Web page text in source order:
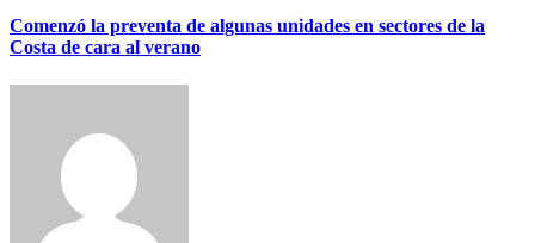
Comenzó la preventa de algunas unidades en sectores de la
Costa de cara al verano